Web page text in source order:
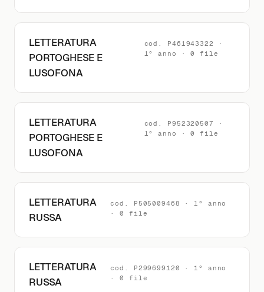
LETTERATURA
PORTOGHESE E
LUSOFONA
cod. P461943322 ·
1° anno · 0 file
LETTERATURA
PORTOGHESE E
LUSOFONA
cod. P952320507 ·
1° anno · 0 file
LETTERATURA
RUSSA
cod. P505009468 · 1° anno
· 0 file
LETTERATURA
RUSSA
cod. P299699120 · 1° anno
· 0 file